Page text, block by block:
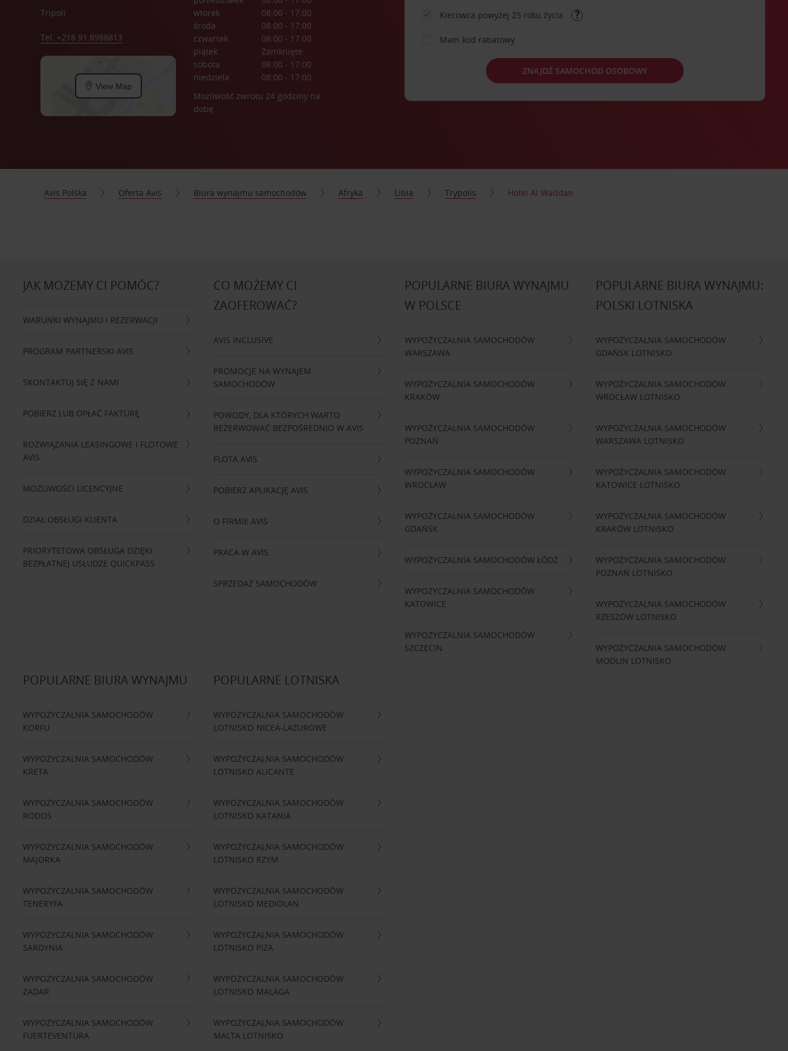
Tripoli
Tel. +218 91 8988813
View Map
wtorek
08:00 - 17:00
środa
08:00 - 17:00
czwartek
08:00 - 17:00
piątek
Zamknięte
sobota
08:00 - 17:00
niedziela
08:00 - 17:00
Możliwość zwrotu 24 godziny na
dobę
Kierowca powyżej 25 roku życia
Mam kod rabatowy
ZNAJDŹ SAMOCHÓD OSOBOWY
Avis Polska Oferta Avis Biura wynajmu samochodów Afryka Libia Trypolis Hotel Al Waddan
JAK MOŻEMY CI POMÓC?
WARUNKI WYNAJMU I REZERWACJI
PROGRAM PARTNERSKI AVIS
SKONTAKTUJ SIĘ Z NAMI
POBIERZ LUB OPŁAĆ FAKTURĘ
ROZWIĄZANIA LEASINGOWE I FLOTOWE
AVIS
MOŻLIWOŚCI LICENCYJNE
DZIAŁ OBSŁUGI KLIENTA
PRIORYTETOWA OBSŁUGA DZIĘKI
BEZPŁATNEJ USŁUDZE QUICKPASS
CO MOŻEMY CI
ZAOFEROWAĆ?
AVIS INCLUSIVE
PROMOCJE NA WYNAJEM
SAMOCHODÓW
POWODY, DLA KTÓRYCH WARTO
REZERWOWAĆ BEZPOŚREDNIO W AVIS
FLOTA AVIS
POBIERZ APLIKACJĘ AVIS
O FIRMIE AVIS
PRACA W AVIS
SPRZEDAŻ SAMOCHODÓW
POPULARNE BIURA WYNAJMU
W POLSCE
WYPOŻYCZALNIA SAMOCHODÓW
WARSZAWA
WYPOŻYCZALNIA SAMOCHODÓW
KRAKÓW
WYPOŻYCZALNIA SAMOCHODÓW
POZNAŃ
WYPOŻYCZALNIA SAMOCHODÓW
WROCŁAW
WYPOŻYCZALNIA SAMOCHODÓW
GDAŃSK
WYPOŻYCZALNIA SAMOCHODÓW ŁÓDŹ
WYPOŻYCZALNIA SAMOCHODÓW
KATOWICE
WYPOŻYCZALNIA SAMOCHODÓW
SZCZECIN
POPULARNE BIURA WYNAJMU:
POLSKI LOTNISKA
WYPOŻYCZALNIA SAMOCHODÓW
GDAŃSK LOTNISKO
WYPOŻYCZALNIA SAMOCHODÓW
WROCŁAW LOTNISKO
WYPOŻYCZALNIA SAMOCHODÓW
WARSZAWA LOTNISKO
WYPOŻYCZALNIA SAMOCHODÓW
KATOWICE LOTNISKO
WYPOŻYCZALNIA SAMOCHODÓW
KRAKÓW LOTNISKO
WYPOŻYCZALNIA SAMOCHODÓW
POZNAŃ LOTNISKO
WYPOŻYCZALNIA SAMOCHODÓW
RZESZÓW LOTNISKO
WYPOŻYCZALNIA SAMOCHODÓW
MODLIN LOTNISKO
POPULARNE BIURA WYNAJMU
WYPOŻYCZALNIA SAMOCHODÓW
KORFU
WYPOŻYCZALNIA SAMOCHODÓW
KRETA
WYPOŻYCZALNIA SAMOCHODÓW
RODOS
WYPOŻYCZALNIA SAMOCHODÓW
MAJORKA
WYPOŻYCZALNIA SAMOCHODÓW
TENERYFA
WYPOŻYCZALNIA SAMOCHODÓW
SARDYNIA
WYPOŻYCZALNIA SAMOCHODÓW
ZADAR
WYPOŻYCZALNIA SAMOCHODÓW
FUERTEVENTURA
POPULARNE LOTNISKA
WYPOŻYCZALNIA SAMOCHODÓW
LOTNISKO NICEA-LAZUROWE
WYPOŻYCZALNIA SAMOCHODÓW
LOTNISKO ALICANTE
WYPOŻYCZALNIA SAMOCHODÓW
LOTNISKO KATANIA
WYPOŻYCZALNIA SAMOCHODÓW
LOTNISKO RZYM
WYPOŻYCZALNIA SAMOCHODÓW
LOTNISKO MEDIOLAN
WYPOŻYCZALNIA SAMOCHODÓW
LOTNISKO PIZA
WYPOŻYCZALNIA SAMOCHODÓW
LOTNISKO MALAGA
WYPOŻYCZALNIA SAMOCHODÓW
MALTA LOTNISKO